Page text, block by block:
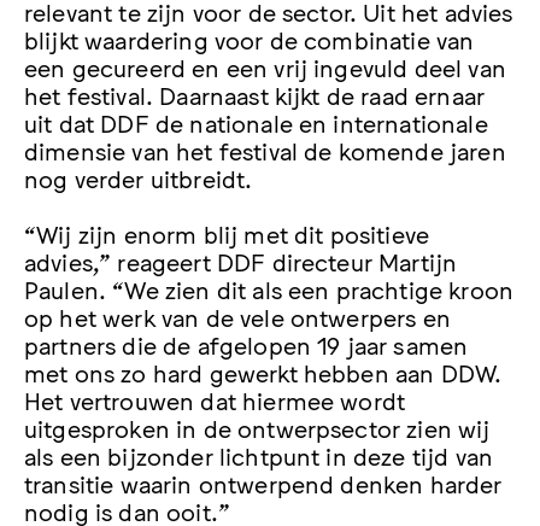
relevant te zijn voor de sector. Uit het advies
blijkt waardering voor de combinatie van
een gecureerd en een vrij ingevuld deel van
het festival. Daarnaast kijkt de raad ernaar
uit dat DDF de nationale en internationale
dimensie van het festival de komende jaren
nog verder uitbreidt.
“Wij zijn enorm blij met dit positieve
advies,” reageert DDF directeur Martijn
Paulen. “We zien dit als een prachtige kroon
op het werk van de vele ontwerpers en
partners die de afgelopen 19 jaar samen
met ons zo hard gewerkt hebben aan DDW.
Het vertrouwen dat hiermee wordt
uitgesproken in de ontwerpsector zien wij
als een bijzonder lichtpunt in deze tijd van
transitie waarin ontwerpend denken harder
nodig is dan ooit.”